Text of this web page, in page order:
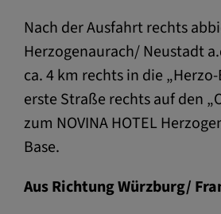
Nach der Ausfahrt rechts
Herzogenaurach/ Neustadt
ca. 4 km rechts in die
erste Straße rechts auf den
zum NOVINA HOTEL
Base.
Aus Richtung Würzburg/